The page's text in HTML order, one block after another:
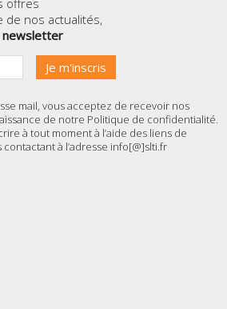
offres
de nos actualités,
newsletter
mail, vous acceptez de recevoir nos
de notre Politique de confidentialité.
à tout moment à l’aide des liens de
à l’adresse info[@]slti.fr